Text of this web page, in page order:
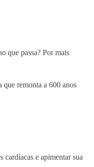
que passa? Por mais
que remonta a 600 anos
cardíacas e apimentar sua